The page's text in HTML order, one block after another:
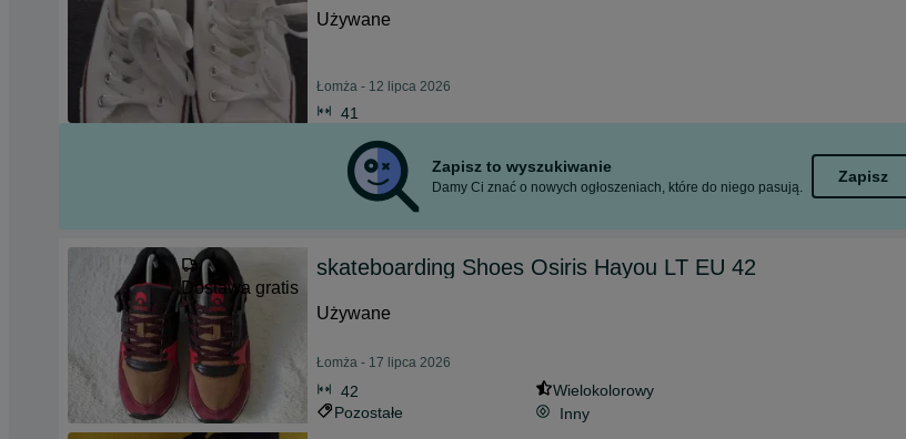
Używane
Łomża - 12 lipca 2026
41
Zapisz to wyszukiwanie
Damy Ci znać o nowych ogłoszeniach, które do niego pasują.
Zapisz
Dostawa gratis
skateboarding Shoes Osiris Hayou LT EU 42
Używane
Łomża - 17 lipca 2026
42
Wielokolorowy
Pozostałe
Inny